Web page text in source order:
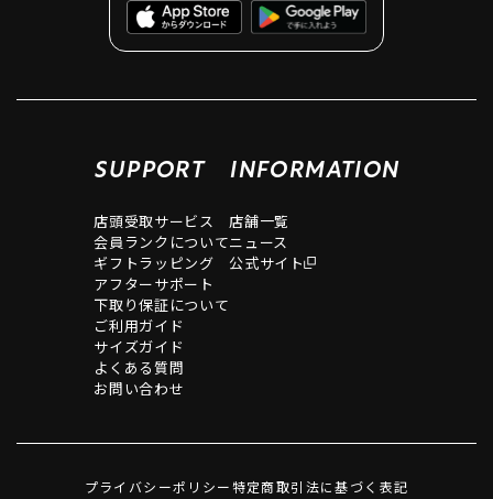
SUPPORT
店頭受取サービス
会員ランクについて
ギフトラッピング
アフターサポート
下取り保証について
ご利用ガイド
サイズガイド
よくある質問
お問い合わせ
INFORMATION
店舗一覧
ニュース
公式サイト
プライバシーポリシー特定商取引法に基づく表記